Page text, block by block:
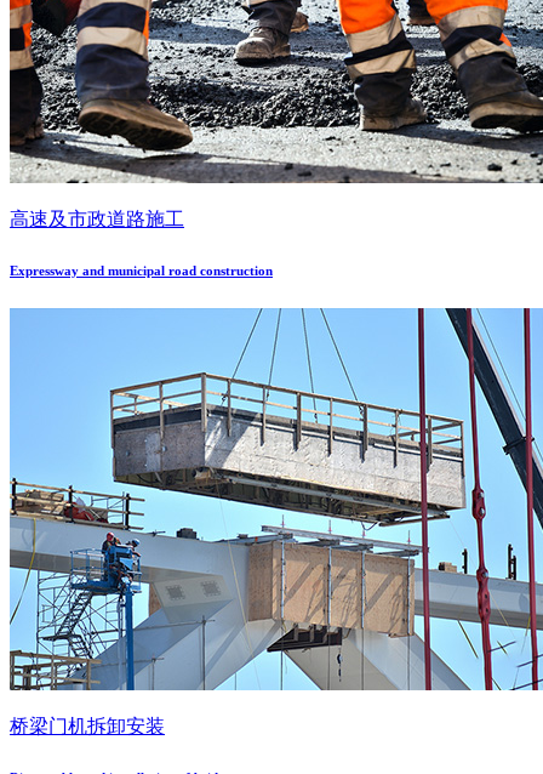
高速及市政道路施工
Expressway and municipal road construction
桥梁门机拆卸安装